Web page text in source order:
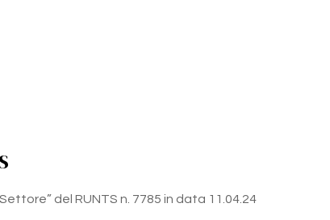
del RUNTS n. 7785 in data 11.04.24